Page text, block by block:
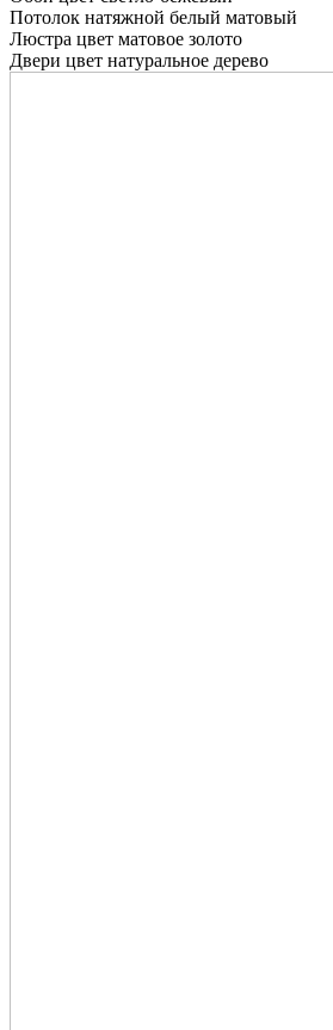
Потолок натяжной белый матовый
Люстра цвет матовое золото
Двери цвет натуральное дерево